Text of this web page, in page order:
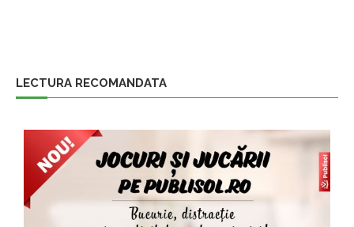
LECTURA RECOMANDATA